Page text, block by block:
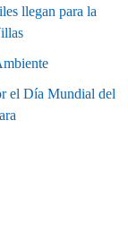
llegan para la
el Día Mundial del